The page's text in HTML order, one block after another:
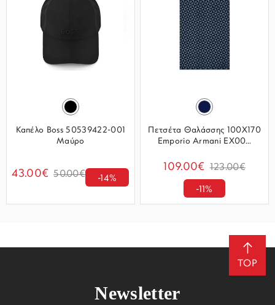
Καπέλο Boss 50539422-001
Μαύρο
43.00€ 50.00€ -14%
Πετσέτα Θαλάσσης 100Χ170
Emporio Armani EX00...
109.00€ 123.00€
-11%
TOP
Newsletter